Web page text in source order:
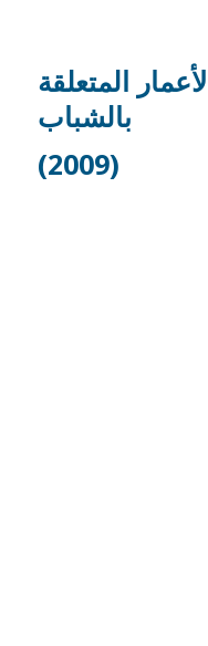
المتعلقة
بالشباب
(2009)